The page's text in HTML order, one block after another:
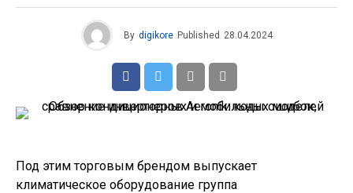
By digikore Published 28.04.2024
Под этим торговым брендом выпускает
климатическое оборудование группа